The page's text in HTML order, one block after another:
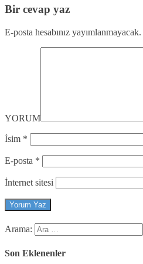
Bir cevap yaz
E-posta hesabınız yayımlanmayacak.
YORUM
İsim *
E-posta *
İnternet sitesi
Arama:
Son Eklenenler